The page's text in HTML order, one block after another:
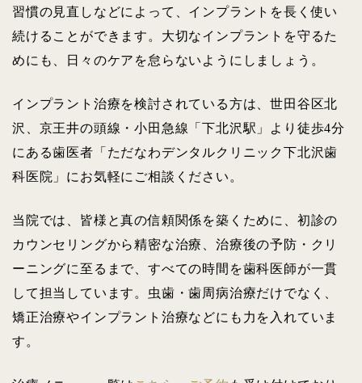
習慣の見直しなどによって、インプラントを長く使い
続けることができます。大切なインプラントを守るた
めにも、日々のケアを怠らないようにしましょう。
インプラント治療を検討されている方は、世田谷区北
沢、京王井の頭線・小田急線「下北沢駅」より徒歩4分
にある歯医者「ただなわデンタルクリニック下北沢歯
科医院」にお気軽にご相談ください。
当院では、皆様と真の信頼関係を築くために、初診の
カウンセリングから精密な治療、治療後の予防・クリ
ーニングに至るまで、すべての時間を歯科医師が一貫
して担当しています。虫歯・歯周病治療だけでなく、
矯正治療やインプラント治療などにも力を入れていま
す。